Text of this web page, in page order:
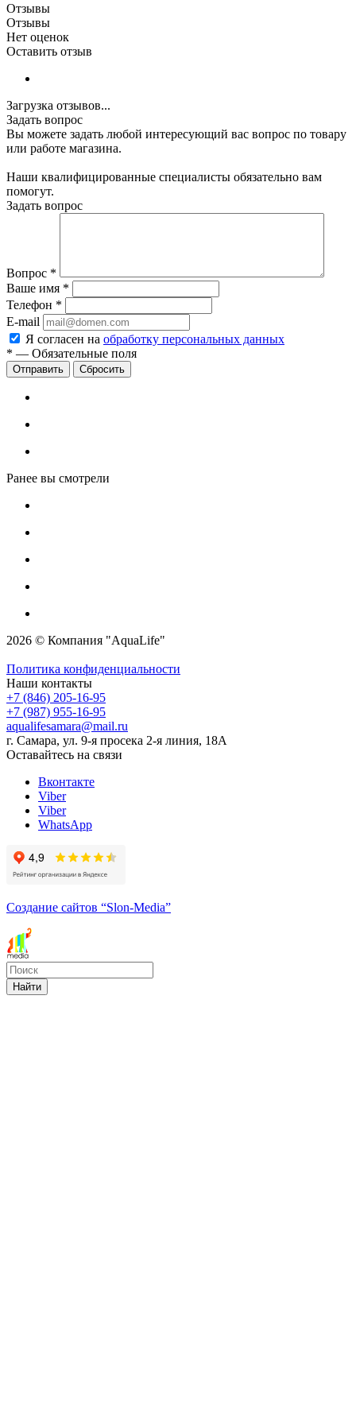
Отзывы
Отзывы
Нет оценок
Оставить отзыв
Загрузка отзывов...
Задать вопрос
Вы можете задать любой интересующий вас вопрос по товару
или работе магазина.
Наши квалифицированные специалисты обязательно вам
помогут.
Задать вопрос
Вопрос *
Ваше имя *
Телефон *
E-mail
Я согласен на обработку персональных данных
* — Обязательные поля
Сбросить
Ранее вы смотрели
2026 © Компания "AquaLife"
Политика конфиденциальности
Наши контакты
+7 (846) 205-16-95
+7 (987) 955-16-95
aqualifesamara@mail.ru
г. Самара, ул. 9-я просека 2-я линия, 18А
Оставайтесь на связи
Вконтакте
Viber
Viber
WhatsApp
Создание сайтов “Slon-Media”
Найти